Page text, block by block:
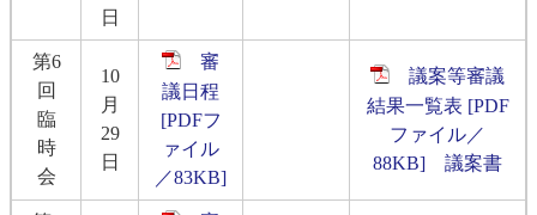
日
第6
回
臨
時
会
10
月
29
日
審
議日程
[PDFフ
ァイル
／83KB]
議案等審議
結果一覧表 [PDF
ファイル／
88KB]
議案書